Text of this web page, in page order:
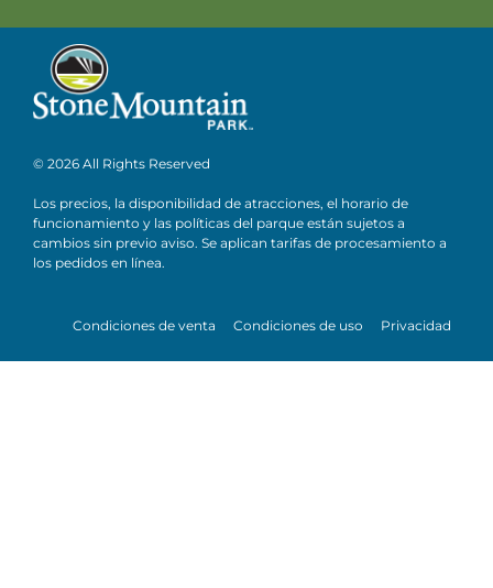
© 2026 All Rights Reserved
Los precios, la disponibilidad de atracciones, el horario de
funcionamiento y las políticas del parque están sujetos a
cambios sin previo aviso. Se aplican tarifas de procesamiento a
los pedidos en línea.
Condiciones de venta Condiciones de uso Privacidad